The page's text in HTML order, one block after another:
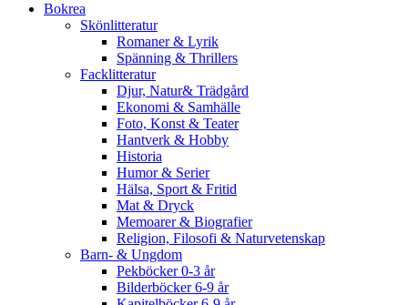
Bokrea
Skönlitteratur
Romaner & Lyrik
Spänning & Thrillers
Facklitteratur
Djur, Natur& Trädgård
Ekonomi & Samhälle
Foto, Konst & Teater
Hantverk & Hobby
Historia
Humor & Serier
Hälsa, Sport & Fritid
Mat & Dryck
Memoarer & Biografier
Religion, Filosofi & Naturvetenskap
Barn- & Ungdom
Pekböcker 0-3 år
Bilderböcker 6-9 år